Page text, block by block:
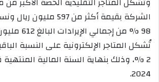
الشركة بقيمة أكثر من 597
98 % من إجمالي
تُشكل المتاجر الإلكترونية على النسبة
2024.